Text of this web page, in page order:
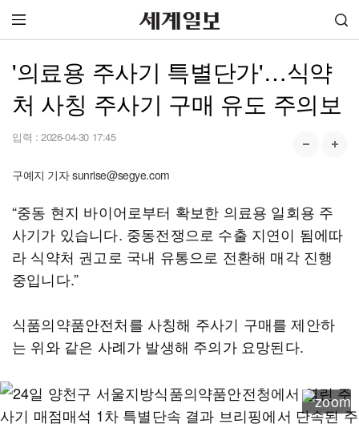
'의료용 주사기 특별단가'…식약
처 사칭 주사기 구매 유도 주의보
입력 : 2026-04-30 17:45
구예지 기자 sunrise@segye.com
“중동 현지 바이어로부터 확보한 의료용 일회용 주
사기가 있습니다. 중동전쟁으로 수출 지연이 됨에따
라 식약처 권고로 국내 유통으로 전환해 매각 진행
중입니다.”
식품의약품안전처를 사칭해 주사기 구매를 제안하
는 위와 같은 사례가 발생해 주의가 요망된다.